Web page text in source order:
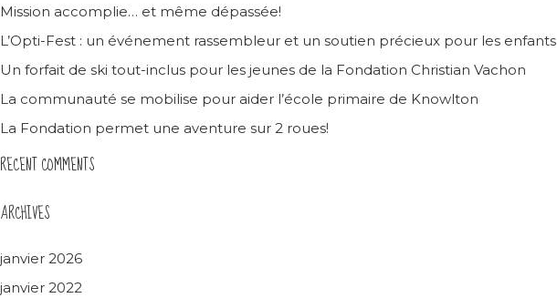
Mission accomplie… et même dépassée!
L’Opti-Fest : un événement rassembleur et un soutien précieux pour les enfants
Un forfait de ski tout-inclus pour les jeunes de la Fondation Christian Vachon
La communauté se mobilise pour aider l’école primaire de Knowlton
La Fondation permet une aventure sur 2 roues!
RECENT COMMENTS
ARCHIVES
janvier 2026
janvier 2022